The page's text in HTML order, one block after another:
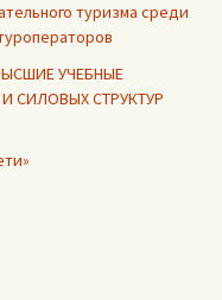
туризма среди
УЧЕБНЫЕ
СИЛОВЫХ СТРУКТУР